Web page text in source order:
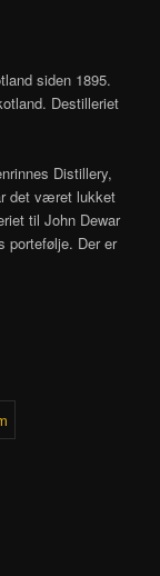
siden 1895.
Destilleriet
Distillery,
det været lukket
til John Dewar
portefølje. Der er